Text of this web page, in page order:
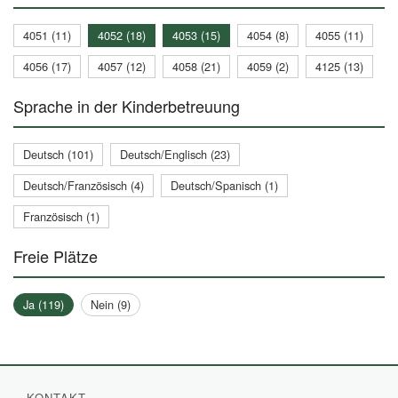
4051 (11) 4052 (18) 4053 (15) 4054 (8)
4055 (11)
4056 (17)
4057 (12) 4058 (21) 4059 (2) 4125 (13)
Sprache in der Kinderbetreuung
Deutsch (101)
Deutsch/Englisch (23)
Deutsch/Französisch (4)
Deutsch/Spanisch (1)
Französisch (1)
Freie Plätze
Ja (119) Nein (9)